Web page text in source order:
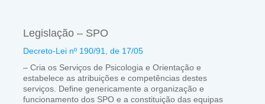
Legislação – SPO
Decreto-Lei nº 190/91, de 17/05
– Cria os Serviços de Psicologia e Orientação e
estabelece as atribuições e competências destes
serviços. Define genericamente a organização e
funcionamento dos SPO e a constituição das equipas